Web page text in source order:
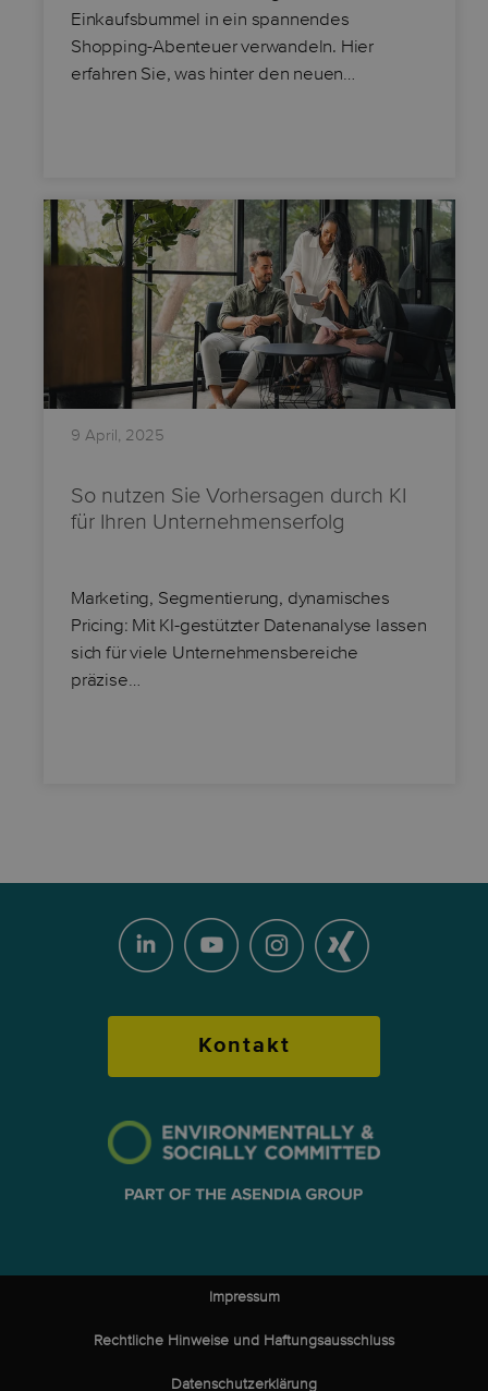
Einkaufsbummel in ein spannendes
Shopping-Abenteuer verwandeln. Hier
erfahren Sie, was hinter den neuen…
9 April, 2025
So nutzen Sie Vorhersagen durch KI
für Ihren Unternehmenserfolg
Marketing, Segmentierung, dynamisches
Pricing: Mit KI-gestützter Datenanalyse lassen
sich für viele Unternehmensbereiche
präzise…
Kontakt
Impressum
Rechtliche Hinweise und Haftungsausschluss
Datenschutzerklärung